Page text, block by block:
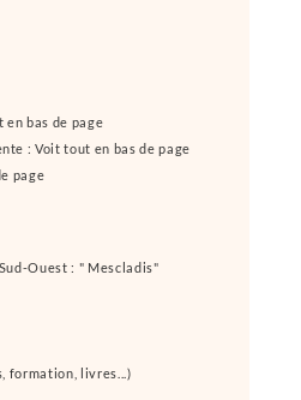
bas de page
: Voit tout en bas de page
page
Ouest : " Mescladis"
formation, livres...)